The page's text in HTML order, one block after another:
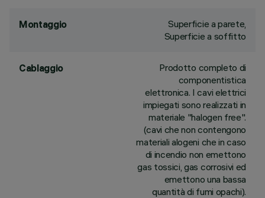
Montaggio
Superficie a parete,
Superficie a soffitto
Cablaggio
Prodotto completo di
componentistica
elettronica. I cavi elettrici
impiegati sono realizzati in
materiale "halogen free".
(cavi che non contengono
materiali alogeni che in caso
di incendio non emettono
gas tossici, gas corrosivi ed
emettono una bassa
quantità di fumi opachi).